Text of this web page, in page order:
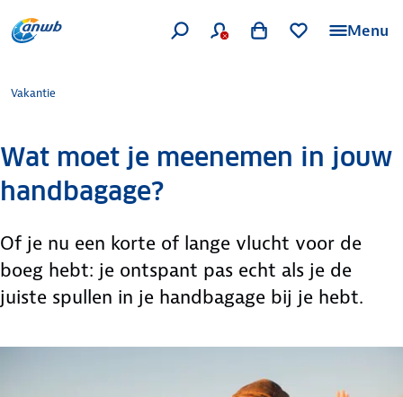
Menu
Vakantie
Wat moet je meenemen in jouw
handbagage?
Of je nu een korte of lange vlucht voor de
boeg hebt: je ontspant pas echt als je de
juiste spullen in je handbagage bij je hebt.